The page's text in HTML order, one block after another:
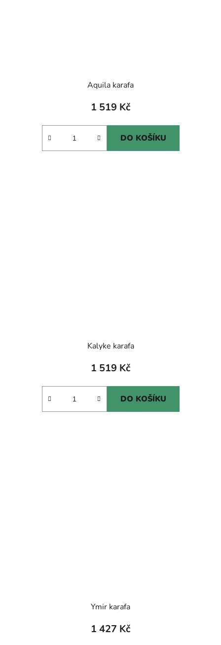
Aquila karafa
1 519 Kč
DO KOŠÍKU
Kalyke karafa
1 519 Kč
DO KOŠÍKU
Ymir karafa
1 427 Kč